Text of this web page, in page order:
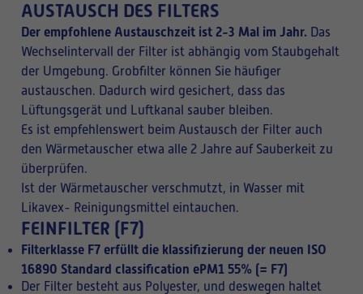
AUSTAUSCH DES FILTERS
Der empfohlene Austauschzeit ist 2-3 Mal im Jahr. Das
Wechselintervall der Filter ist abhängig vom Staubgehalt
der Umgebung. Grobfilter können Sie häufiger
austauschen. Dadurch wird gesichert, dass das
Lüftungsgerät und Luftkanal sauber bleiben.
Es ist empfehlenswert beim Austausch der Filter auch
den Wärmetauscher etwa alle 2 Jahre auf Sauberkeit zu
überprüfen.
Ist der Wärmetauscher verschmutzt, in Wasser mit
Likavex- Reinigungsmittel eintauchen.
FEINFILTER (F7)
Filterklasse F7 erfüllt die klassifizierung der neuen ISO
16890 Standard classification ePM1 55% (= F7)
Der Filter besteht aus Polyester, und deswegen haltet